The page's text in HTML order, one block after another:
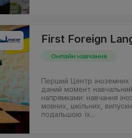
First Foreign
Онлайн навчання
Перший Центр іноземних
даний момент
напрямками: навчання
мовних, шкільних,
подальшою їх…